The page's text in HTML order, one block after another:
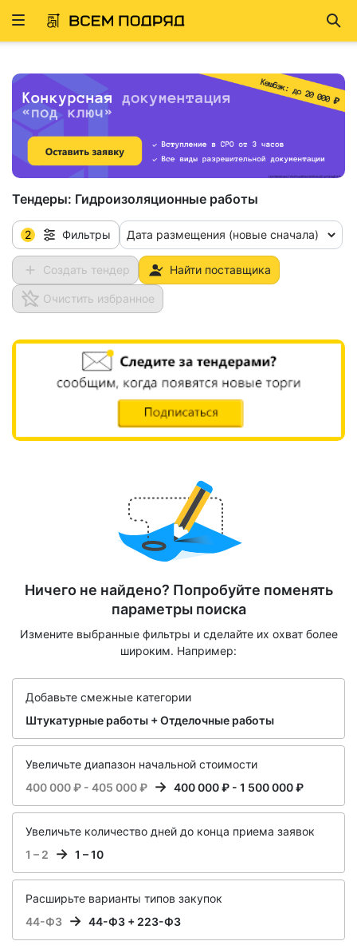
Развернуть
Тендеры: Гидроизоляционные работы
2 Фильтры Дата размещения (новые сначала)
Создать тендер Найти поставщика
Очистить избранное
Ничего не найдено? Попробуйте поменять
параметры поиска
Измените выбранные фильтры и сделайте их охват более
широким. Например:
Добавьте смежные категории
Штукатурные работы + Отделочные работы
Увеличьте диапазон начальной стоимости
400 000 ₽ - 405 000 ₽
400 000 ₽ - 1 500 000 ₽
Увеличьте количество дней до конца приема заявок
1 – 2
1 – 10
Расширьте варианты типов закупок
44-ФЗ
44-ФЗ + 223-ФЗ